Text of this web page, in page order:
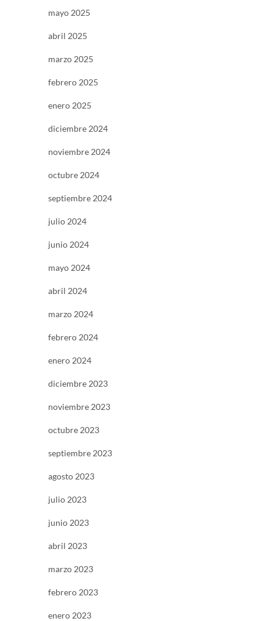
mayo 2025
abril 2025
marzo 2025
febrero 2025
enero 2025
diciembre 2024
noviembre 2024
octubre 2024
septiembre 2024
julio 2024
junio 2024
mayo 2024
abril 2024
marzo 2024
febrero 2024
enero 2024
diciembre 2023
noviembre 2023
octubre 2023
septiembre 2023
agosto 2023
julio 2023
junio 2023
abril 2023
marzo 2023
febrero 2023
enero 2023